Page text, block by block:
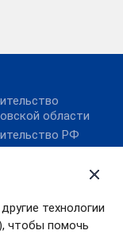
технологии
чтобы помочь
области
РФ